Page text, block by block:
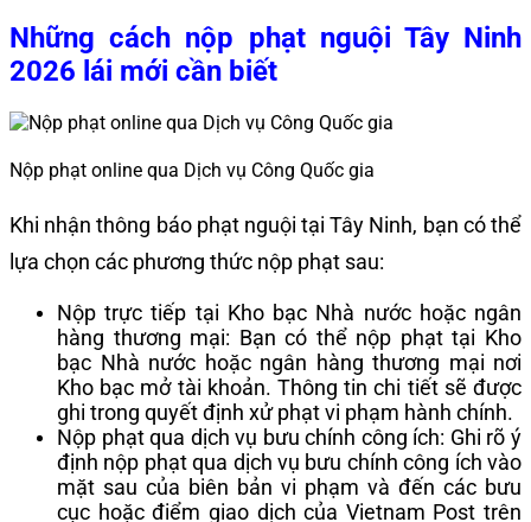
Những cách nộp phạt nguội Tây Ninh
2026 lái mới cần biết
Nộp phạt online qua Dịch vụ Công Quốc gia
Khi nhận thông báo phạt nguội tại Tây Ninh, bạn có thể
lựa chọn các phương thức nộp phạt sau:
Nộp trực tiếp tại Kho bạc Nhà nước hoặc ngân
hàng thương mại: Bạn có thể nộp phạt tại Kho
bạc Nhà nước hoặc ngân hàng thương mại nơi
Kho bạc mở tài khoản. Thông tin chi tiết sẽ được
ghi trong quyết định xử phạt vi phạm hành chính.
Nộp phạt qua dịch vụ bưu chính công ích: Ghi rõ ý
định nộp phạt qua dịch vụ bưu chính công ích vào
mặt sau của biên bản vi phạm và đến các bưu
cục hoặc điểm giao dịch của Vietnam Post trên